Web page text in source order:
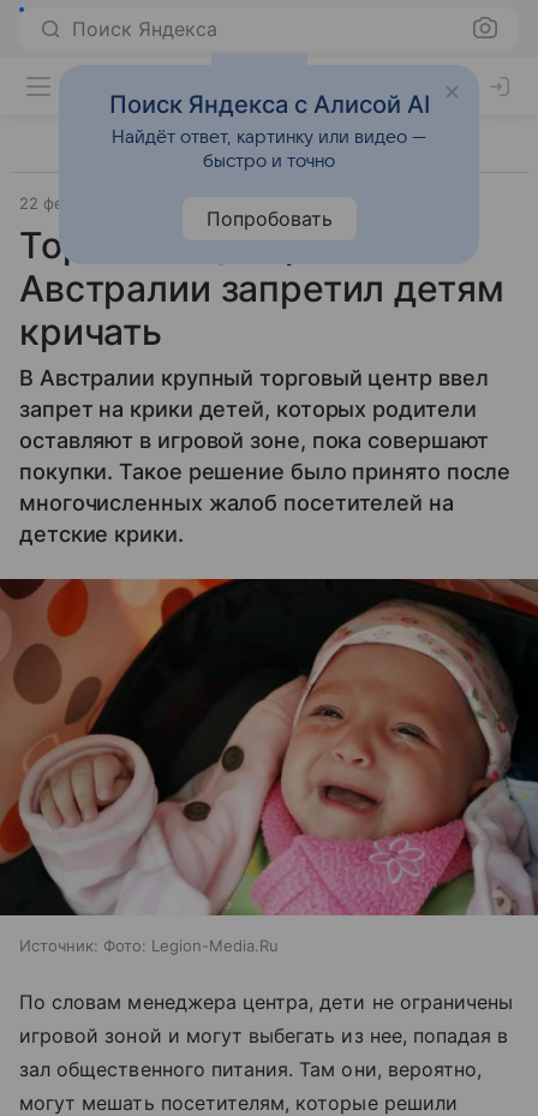
Поиск Яндекса
22 февраля 2013
Торговый центр в
Австралии запретил детям
кричать
В Австралии крупный торговый центр ввел
запрет на крики детей, которых родители
оставляют в игровой зоне, пока совершают
покупки. Такое решение было принято после
многочисленных жалоб посетителей на
детские крики.
Источник: Фото: Legion-Media.Ru
По словам менеджера центра, дети не ограничены
игровой зоной и могут выбегать из нее, попадая в
зал общественного питания. Там они, вероятно,
могут мешать посетителям, которые решили
Поиск Яндекса с Алисой AI
Найдёт ответ, картинку или видео —
быстро и точно
Попробовать